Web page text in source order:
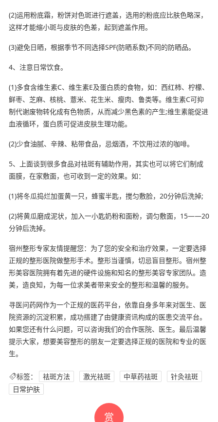
(2)运用粉底霜，粉饼对色斑进行遮盖，选用的粉底应比肤色略深，
这样才能缩小斑与皮肤的色差，起到遮盖作用。
(3)避免日晒，根据季节不同选择SPF(防晒系数)不同的防晒品。
4、注意日常饮食。
(1)多食含维生素C、维生素E及蛋白质的食物，如：西红柿、柠檬、
鲜枣、芝麻、核桃、薏米、花生米、瘦肉、鲁类等。维生素C可抑
制代谢废物转化成有色物质，从而减少黑色素的产生;维生素能促进
血液循环，蛋白质可促进皮肤生理功能。
(2)少食油腻、辛辣、粘带食品，忌烟酒，不饮用过浓的咖啡。
5、上面谈到很多食品对祛斑有辅助作用，其实也可以将它们制成
面膜，在家敷面，也可收到一定的效果。如：
(1)将冬瓜捣烂加蛋黄一只，蜂蜜半匙，搅匀敷脸，20分钟后洗掉;
(2)将黄瓜磨成泥状，加入一小匙奶粉和面粉，调匀敷面，15——20
分钟后洗掉。
宿州整形专家友情提醒您：为了您的安全和治疗效果，一定要选择
正规的整形医院做整形手术。整形当谨慎，切忌盲目整形。宿州整
形美容医院拥有着先进的硬件设施和知名的整形美容专家团队。造
美，造良知，为每一位求美者带来安全的整形和温馨的服务。
寻医问药网作为一个正规的医药平台，依靠自身多年来对医生、医
院资源的沉淀积累，成功搭建了由健康资讯构成的医患交流平台。
如果您还有什么问题，可以咨询我们的合作医院、医生。最后温馨
提示大家，想要美容整形的朋友一定要选择正规的医院和专业的医
生。
标签： 祛斑方法 激光祛斑 中草药祛斑
针灸祛斑
日常护肤
赏